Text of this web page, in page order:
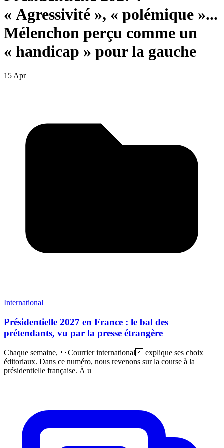
« Agressivité », « polémique »...
Mélenchon perçu comme un
« handicap » pour la gauche
15 Apr
International
Présidentielle 2027 en France : le bal des
prétendants, vu par la presse étrangère
Chaque semaine, Courrier international explique ses choix
éditoriaux. Dans ce numéro, nous revenons sur la course à la
présidentielle française. À u